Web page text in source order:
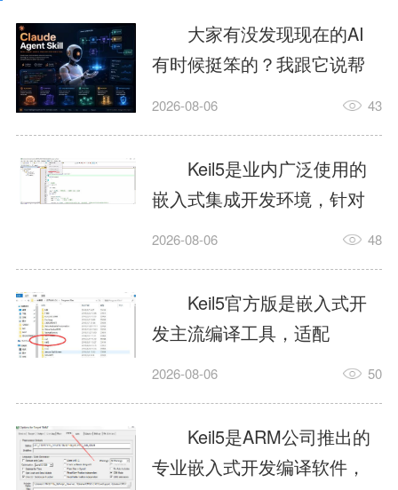
大家有没发现现在的AI
有时候挺笨的？我跟它说帮
我订个明天早上的闹钟，它
这样？因为AI，就是个只会
耍嘴皮子的书呆子。它脑子
里有海量知识，但没有真正
激发出来实力。而
AgentSkill，就是给AI大脑装
上的一双机械手，它真的能
解决很多问题。1什么是
AgentSkillSkill指...
2026-08-06 43
Keil5是业内广泛使用的
嵌入式集成开发环境，针对
ARM、51内核单片机提供编
力，代码编译稳定，调试工
具成熟，大量开源项目基于
该平台开发。新项目需要单
独下载对应芯片支持包，新
手配置难度较高，正版商业
授权费用不菲，未授权版本
存在程序容量限制，适合硬
2026-08-06 48
Keil5官方版是嵌入式开
发主流编译工具，适配
STM32、51单片机等多款芯
在线调试、代码仿真，兼容
众多厂商芯片安装包。软件
需要手动添加器件库，初次
2026-08-06 50
Keil5是ARM公司推出的
专业嵌入式开发编译软件，